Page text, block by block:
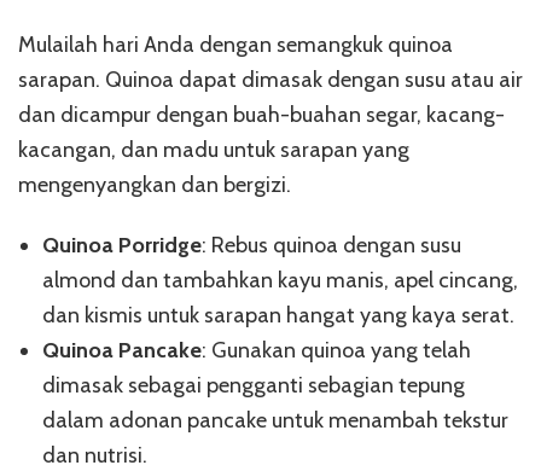
Mulailah hari Anda dengan semangkuk quinoa
sarapan. Quinoa dapat dimasak dengan susu atau air
dan dicampur dengan buah-buahan segar, kacang-
kacangan, dan madu untuk sarapan yang
mengenyangkan dan bergizi.
Quinoa Porridge: Rebus quinoa dengan susu
almond dan tambahkan kayu manis, apel cincang,
dan kismis untuk sarapan hangat yang kaya serat.
Quinoa Pancake: Gunakan quinoa yang telah
dimasak sebagai pengganti sebagian tepung
dalam adonan pancake untuk menambah tekstur
dan nutrisi.